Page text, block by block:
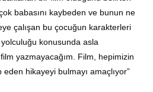
babasını kaybeden ve bunun ne
çalışan bu çocuğun karakterleri
konusunda asla
yazmayacağım. Film, hepimizin
hikayeyi bulmayı amaçlıyor”